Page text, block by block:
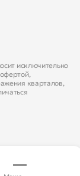
исключительно
кварталов,